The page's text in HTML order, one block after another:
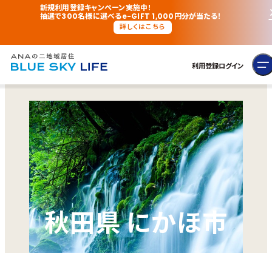
新規利用登録キャンペーン実施中！
抽選で300名様に選べるe-GIFT 1,000円分が当たる！
詳しくはこちら
利用登録ログイン
秋田県 にかほ市